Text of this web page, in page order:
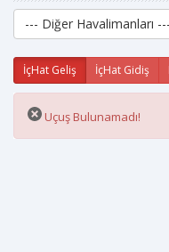
--- Diğer Havalimanları ---
İçHat Geliş İçHat Gidiş
Uçuş Bulunamadı!